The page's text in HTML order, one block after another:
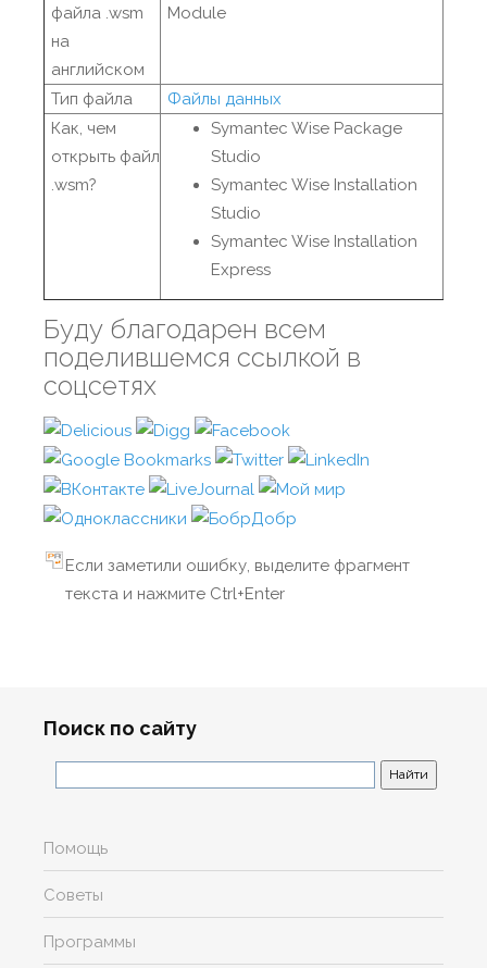
файла .wsm
на
английском
Module
Тип файла
Файлы данных
Как, чем
открыть файл
.wsm?
Symantec Wise Package
Studio
Symantec Wise Installation
Studio
Symantec Wise Installation
Express
Буду благодарен всем
поделившемся ссылкой в
соцсетях
Если заметили ошибку, выделите фрагмент
текста и нажмите Ctrl+Enter
Поиск по сайту
Помощь
Советы
Программы